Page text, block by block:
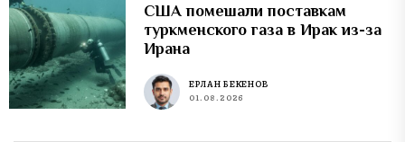
США помешали поставкам
туркменского газа в Ирак из-за
Ирана
ЕРЛАН БЕКЕНОВ
01.08.2026